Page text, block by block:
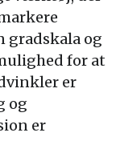
gradskala og
for at
er
og
er